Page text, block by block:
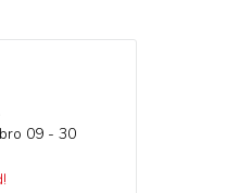
09 - 30